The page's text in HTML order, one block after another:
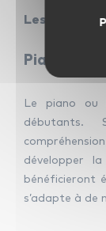
Les
Piano/
Le piano ou
débutants.
développer
bénéficieront
s’adapte à de